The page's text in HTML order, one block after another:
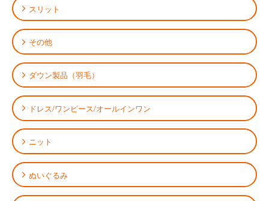
スリット
その他
ダウン製品（羽毛）
ドレス/ワンピース/オールインワン
ニット
ぬいぐるみ